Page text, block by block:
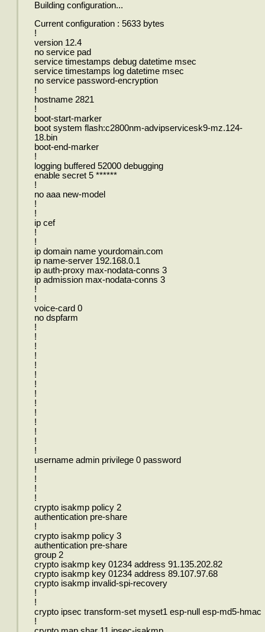
Building configuration...
Current configuration : 5633 bytes
!
version 12.4
no service pad
service timestamps debug datetime msec
service timestamps log datetime msec
no service password-encryption
!
hostname 2821
!
boot-start-marker
boot system flash:c2800nm-advipservicesk9-mz.124-
18.bin
boot-end-marker
!
logging buffered 52000 debugging
enable secret 5 ******
!
no aaa new-model
!
!
ip cef
!
!
ip domain name yourdomain.com
ip name-server 192.168.0.1
ip auth-proxy max-nodata-conns 3
ip admission max-nodata-conns 3
!
!
voice-card 0
no dspfarm
!
!
!
!
!
!
!
!
!
!
!
!
!
!
username admin privilege 0 password
!
!
!
!
crypto isakmp policy 2
authentication pre-share
!
crypto isakmp policy 3
authentication pre-share
group 2
crypto isakmp key 01234 address 91.135.202.82
crypto isakmp key 01234 address 89.107.97.68
crypto isakmp invalid-spi-recovery
!
!
crypto ipsec transform-set myset1 esp-null esp-md5-hmac
!